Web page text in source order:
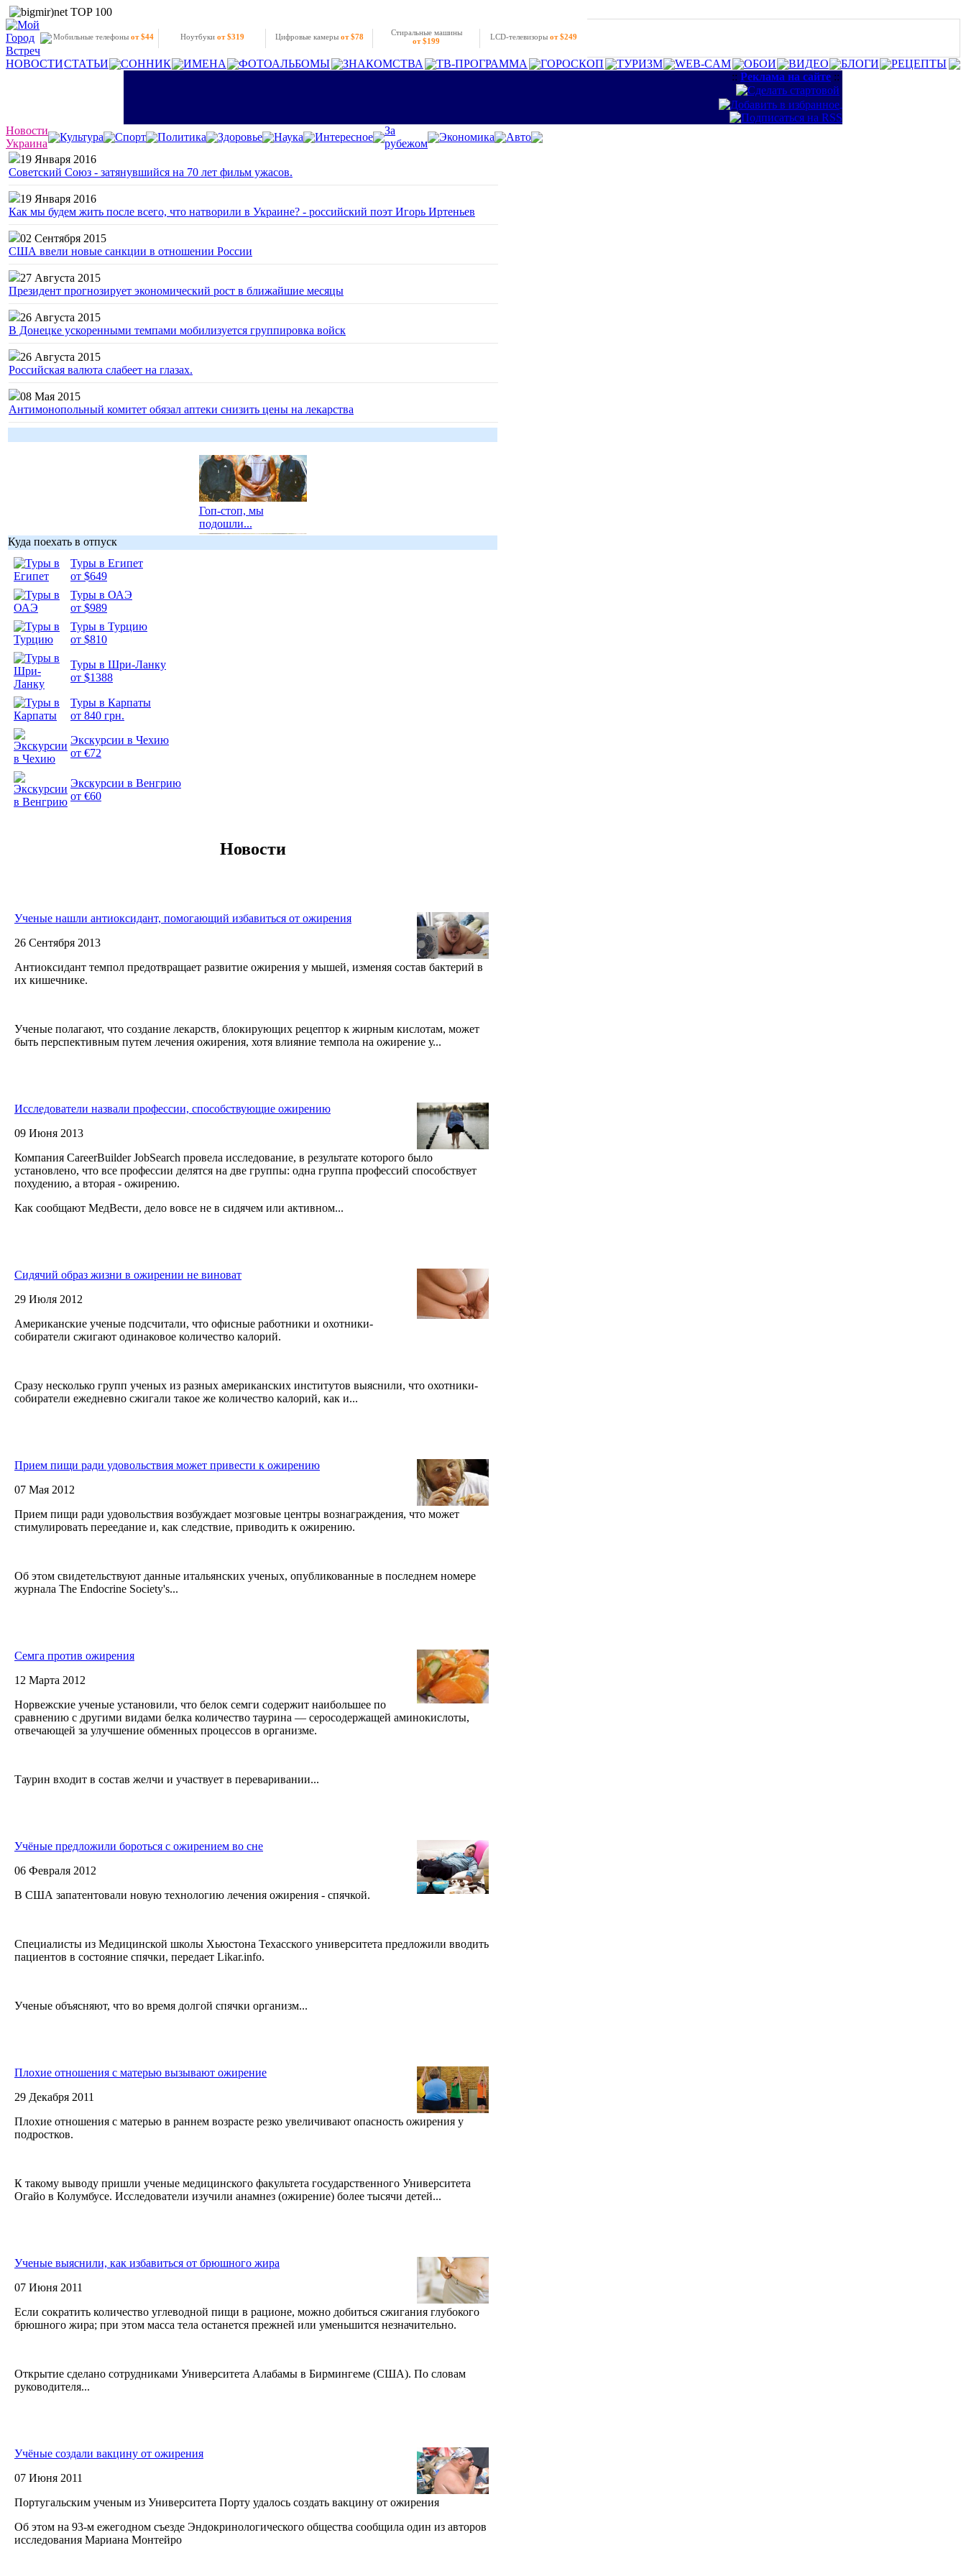
Мобильные телефоны от $44 Ноутбуки от $319 Цифровые камеры от $78
Стиральные машины
от $199
LCD-телевизоры от $249
НОВОСТИСТАТЬИ СОННИК ИМЕНА ФОТОАЛЬБОМЫ ЗНАКОМСТВА ТВ-ПРОГРАММА ГОРОСКОП ТУРИЗМ WEB-CAM ОБОИ ВИДЕО БЛОГИ
РЕЦЕПТЫ
:: Реклама на сайте ::
Новости
Украина
Культура Спорт Политика Здоровье Наука Интересное
За
рубежом
Экономика
Авто
19 Января 2016
Советский Союз - затянувшийся на 70 лет фильм ужасов.
19 Января 2016
Как мы будем жить после всего, что натворили в Украине? - российский поэт Игорь Иртеньев
02 Сентября 2015
США ввели новые санкции в отношении России
27 Августа 2015
Президент прогнозирует экономический рост в ближайшие месяцы
26 Августа 2015
В Донецке ускоренными темпами мобилизуется группировка войск
26 Августа 2015
Российская валюта слабеет на глазах.
08 Мая 2015
Антимонопольный комитет обязал аптеки снизить цены на лекарства
Гоп-стоп, мы
подошли...
Куда поехать в отпуск
Туры в Египет
от $649
Туры в ОАЭ
от $989
Туры в Турцию
от $810
Туры в Шри-Ланку
от $1388
Туры в Карпаты
от 840 грн.
Экскурсии в Чехию
от €72
Экскурсии в Венгрию
от €60
Новости
Ученые нашли антиоксидант, помогающий избавиться от ожирения
26 Сентября 2013
Антиоксидант темпол предотвращает развитие ожирения у мышей, изменяя состав бактерий в
их кишечнике.
Ученые полагают, что создание лекарств, блокирующих рецептор к жирным кислотам, может
быть перспективным путем лечения ожирения, хотя влияние темпола на ожирение у...
Исследователи назвали профессии, способствующие ожирению
09 Июня 2013
Компания CareerBuilder JobSearch провела исследование, в результате которого было
установлено, что все профессии делятся на две группы: одна группа профессий способствует
похудению, а вторая - ожирению.
Как сообщают МедВести, дело вовсе не в сидячем или активном...
Сидячий образ жизни в ожирении не виноват
29 Июля 2012
Американские ученые подсчитали, что офисные работники и охотники-
собиратели сжигают одинаковое количество калорий.
Сразу несколько групп ученых из разных американских институтов выяснили, что охотники-
собиратели ежедневно сжигали такое же количество калорий, как и...
Прием пищи ради удовольствия может привести к ожирению
07 Мая 2012
Прием пищи ради удовольствия возбуждает мозговые центры вознаграждения, что может
стимулировать переедание и, как следствие, приводить к ожирению.
Об этом свидетельствуют данные итальянских ученых, опубликованные в последнем номере
журнала The Endocrine Society's...
Семга против ожирения
12 Марта 2012
Норвежские ученые установили, что белок семги содержит наибольшее по
сравнению с другими видами белка количество таурина — серосодержащей аминокислоты,
отвечающей за улучшение обменных процессов в организме.
Таурин входит в состав желчи и участвует в переваривании...
Учёные предложили бороться с ожирением во сне
06 Февраля 2012
В США запатентовали новую технологию лечения ожирения - спячкой.
Специалисты из Медицинской школы Хьюстона Техасского университета предложили вводить
пациентов в состояние спячки, передает Likar.info.
Ученые объясняют, что во время долгой спячки организм...
Плохие отношения с матерью вызывают ожирение
29 Декабря 2011
Плохие отношения с матерью в раннем возрасте резко увеличивают опасность ожирения у
подростков.
К такому выводу пришли ученые медицинского факультета государственного Университета
Огайо в Колумбусе. Исследователи изучили анамнез (ожирение) более тысячи детей...
Ученые выяснили, как избавиться от брюшного жира
07 Июня 2011
Если сократить количество углеводной пищи в рационе, можно добиться сжигания глубокого
брюшного жира; при этом масса тела останется прежней или уменьшится незначительно.
Открытие сделано сотрудниками Университета Алабамы в Бирмингеме (США). По словам
руководителя...
Учёные создали вакцину от ожирения
07 Июня 2011
Португальским ученым из Университета Порту удалось создать вакцину от ожирения
Об этом на 93-м ежегодном съезде Эндокринологического общества сообщила один из авторов
исследования Мариана Монтейро